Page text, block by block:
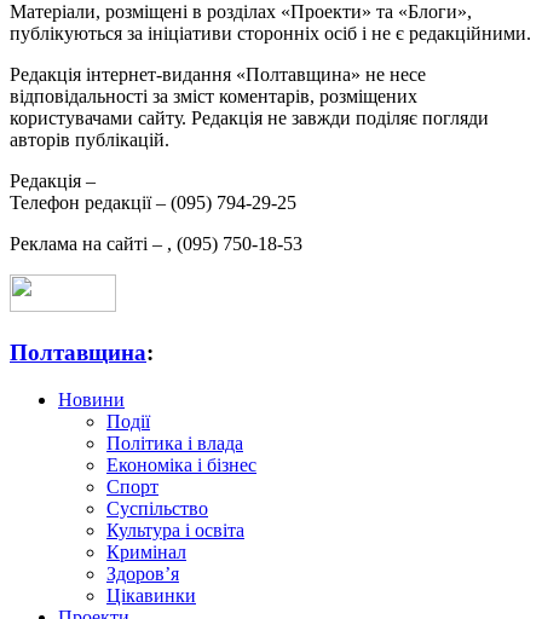
Матеріали, розміщені в розділах «Проекти» та «Блоги»,
публікуються за ініціативи сторонніх осіб і не є редакційними.
Редакція інтернет-видання «Полтавщина» не несе
відповідальності за зміст коментарів, розміщених
користувачами сайту. Редакція не завжди поділяє погляди
авторів публікацій.
Редакція –
Телефон редакції – (095) 794-29-25
Реклама на сайті – , (095) 750-18-53
Полтавщина:
Новини
Події
Політика і влада
Економіка і бізнес
Спорт
Суспільство
Культура і освіта
Кримінал
Здоров’я
Цікавинки